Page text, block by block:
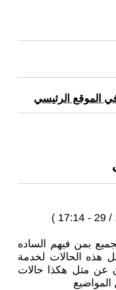
الموقع الرئيسي
بمن فيهم الساده
هذه الحالات لخدمة
عن مثل هكذا حالات